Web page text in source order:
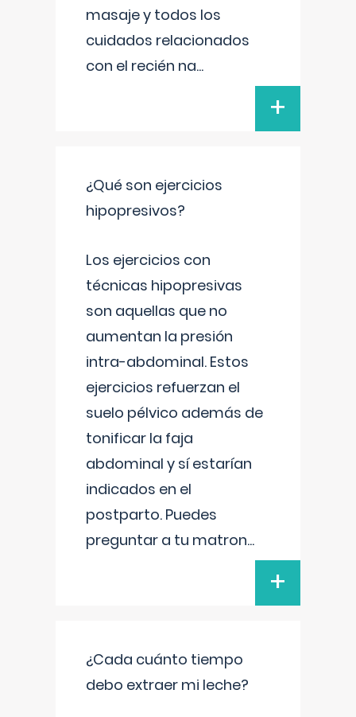
masaje y todos los
cuidados relacionados
con el recién na...
+
¿Qué son ejercicios
hipopresivos?
Los ejercicios con
técnicas hipopresivas
son aquellas que no
aumentan la presión
intra-abdominal. Estos
ejercicios refuerzan el
suelo pélvico además de
tonificar la faja
abdominal y sí estarían
indicados en el
postparto. Puedes
preguntar a tu matron...
+
¿Cada cuánto tiempo
debo extraer mi leche?